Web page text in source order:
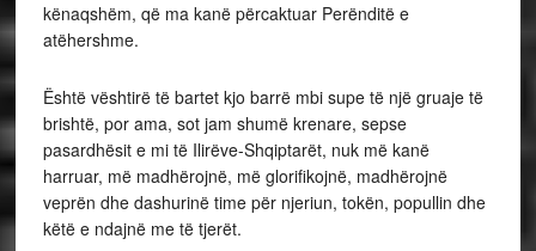
kënaqshëm, që ma kanë përcaktuar Perënditë e
atëhershme.
Është vështirë të bartet kjo barrë mbi supe të një gruaje të
brishtë, por ama, sot jam shumë krenare, sepse
pasardhësit e mi të Ilirëve-Shqiptarët, nuk më kanë
harruar, më madhërojnë, më glorifikojnë, madhërojnë
veprën dhe dashurinë time për njeriun, tokën, popullin dhe
këtë e ndajnë me të tjerët.